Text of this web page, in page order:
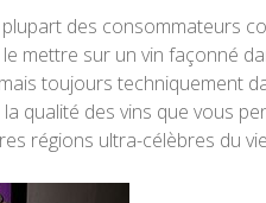
des consommateurs
mettre sur un vin façonné
toujours techniquement
qualité des vins que vous
régions ultra-célèbres du